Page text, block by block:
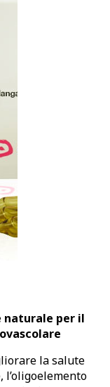
naturale per il
la salute
l’oligoelemento